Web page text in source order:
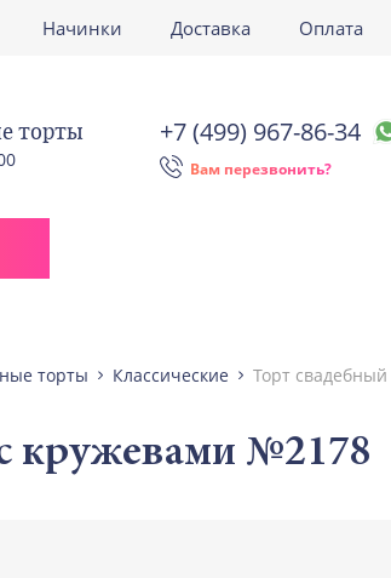
Начинки Доставка Оплата
торты +7 (499) 967-86-34
Вам перезвонить?
торты Классические Торт
кружевами №2178